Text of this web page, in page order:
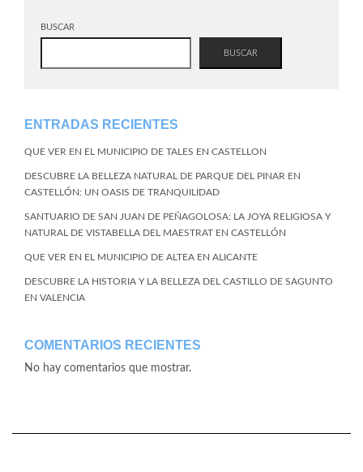
BUSCAR
BUSCAR
ENTRADAS RECIENTES
QUE VER EN EL MUNICIPIO DE TALES EN CASTELLON
DESCUBRE LA BELLEZA NATURAL DE PARQUE DEL PINAR EN
CASTELLÓN: UN OASIS DE TRANQUILIDAD
SANTUARIO DE SAN JUAN DE PEÑAGOLOSA: LA JOYA RELIGIOSA Y
NATURAL DE VISTABELLA DEL MAESTRAT EN CASTELLÓN
QUE VER EN EL MUNICIPIO DE ALTEA EN ALICANTE
DESCUBRE LA HISTORIA Y LA BELLEZA DEL CASTILLO DE SAGUNTO
EN VALENCIA
COMENTARIOS RECIENTES
No hay comentarios que mostrar.